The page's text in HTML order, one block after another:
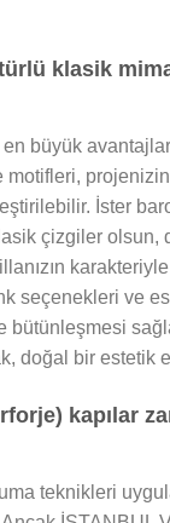
klasik
büyük
İster
çizgiler olsun,
seçenekleri ve
bütünleşmesi
doğal bir estetik
kapılar
teknikleri